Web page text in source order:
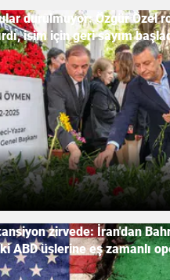
durulmuyor: Özgür Özel
isim için geri sayım
zirvede: İran'dan
ABD üslerine eş zamanlı